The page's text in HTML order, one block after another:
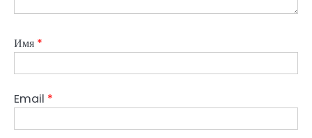
Имя *
Email *